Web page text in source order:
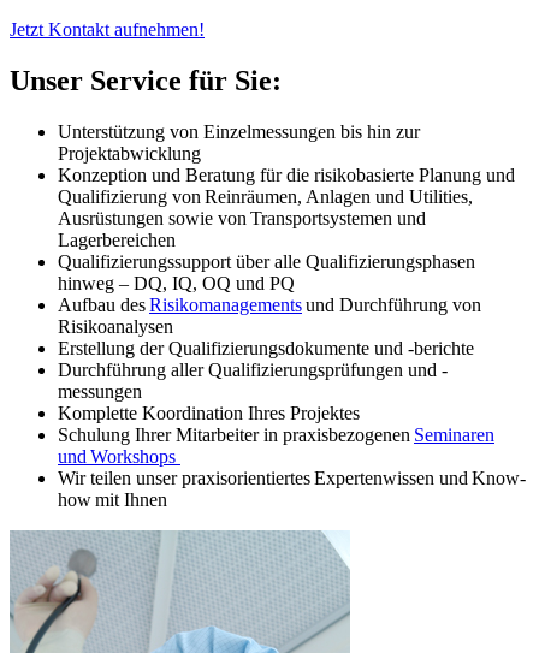
Jetzt Kontakt aufnehmen!
Unser Service für Sie:
Unterstützung von Einzelmessungen bis hin zur
Projektabwicklung
Konzeption und Beratung für die risikobasierte Planung und
Qualifizierung von Reinräumen, Anlagen und Utilities,
Ausrüstungen sowie von Transportsystemen und
Lagerbereichen
Qualifizierungssupport über alle Qualifizierungsphasen
hinweg – DQ, IQ, OQ und PQ
Aufbau desRisikomanagementsund Durchführung von
Risikoanalysen
Erstellung der Qualifizierungsdokumente und -berichte
Durchführung aller Qualifizierungsprüfungen und -
messungen
Komplette Koordination Ihres Projektes
Schulung Ihrer Mitarbeiter in praxisbezogenen Seminaren
und Workshops
Wir teilen unser praxisorientiertes Expertenwissen und Know-
how mit Ihnen